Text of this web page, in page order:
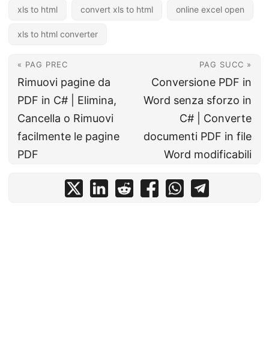
xls to html convert xls to html online excel open
xls to html converter
« PAG PREC
Rimuovi pagine da
PDF in C# | Elimina,
Cancella o Rimuovi
facilmente le pagine
PDF
PAG SUCC »
Conversione PDF in
Word senza sforzo in
C# | Converte
documenti PDF in file
Word modificabili